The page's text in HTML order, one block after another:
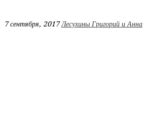
7 сентября, 2017 Лесухины Григорий и Анна